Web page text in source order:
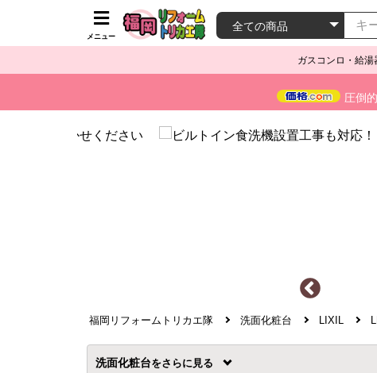
メニュー
ガスコンロ・給
圧倒
福岡リフォームトリカエ隊 洗面化粧台 LIXIL
洗面化粧台を